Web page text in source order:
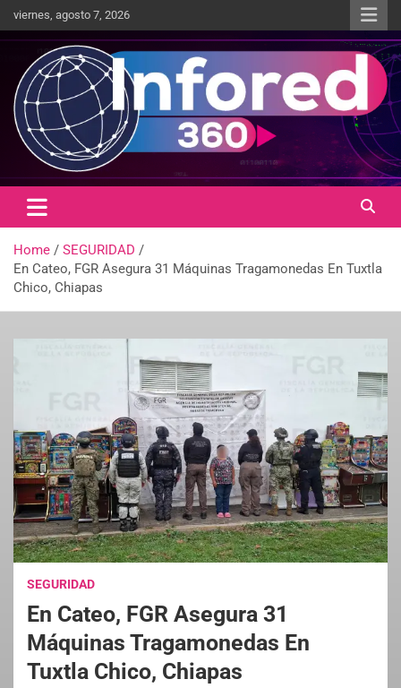
viernes, agosto 7, 2026
infored360.mx
Un giro en la información
Home
SEGURIDAD
En Cateo, FGR Asegura 31 Máquinas Tragamonedas En Tuxtla
Chico, Chiapas
SEGURIDAD
En Cateo, FGR Asegura 31
Máquinas Tragamonedas En
Tuxtla Chico, Chiapas